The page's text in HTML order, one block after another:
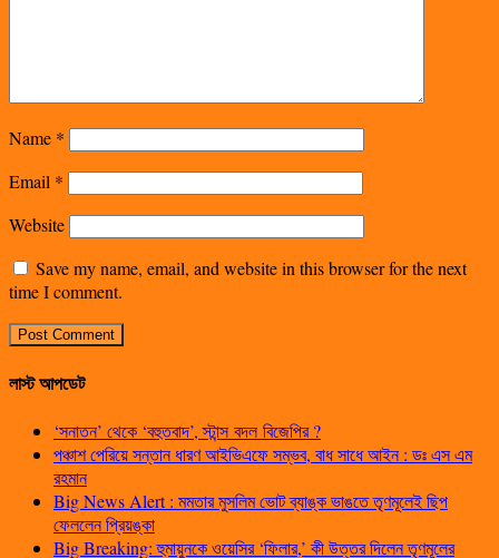
Name *
Email *
Website
Save my name, email, and website in this browser for the next
time I comment.
লাস্ট আপডেট
‘সনাতন’ থেকে ‘বহুতবাদ’, স্টান্স বদল বিজেপির ?
পঞ্চাশ পেরিয়ে সন্তান ধারণ আইভিএফে সম্ভব, বাধ সাধে আইন : ডঃ এস এম
রহমান
Big News Alert : মমতার মুসলিম ভোট ব্যাঙ্ক ভাঙতে তৃণমূলেই ছিপ
ফেললেন প্রিয়ঙ্কা
Big Breaking: হুমায়ুনকে ওয়েসির ‘ফিলার,’ কী উত্তর দিলেন তৃণমূলের